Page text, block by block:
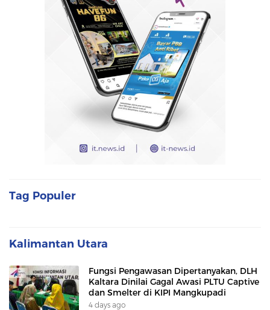
Tag Populer
Kalimantan Utara
Fungsi Pengawasan Dipertanyakan, DLH
Kaltara Dinilai Gagal Awasi PLTU Captive
dan Smelter di KIPI Mangkupadi
4 days ago